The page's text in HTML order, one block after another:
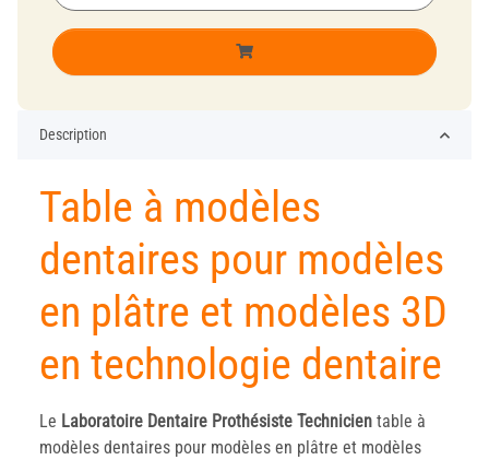
Description
Table à modèles
dentaires pour modèles
en plâtre et modèles 3D
en technologie dentaire
Le Laboratoire Dentaire Prothésiste Technicien table à
modèles dentaires pour modèles en plâtre et modèles